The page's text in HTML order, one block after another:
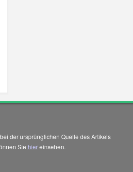
der ursprünglichen Quelle des Artikels
Sie hiereinsehen.